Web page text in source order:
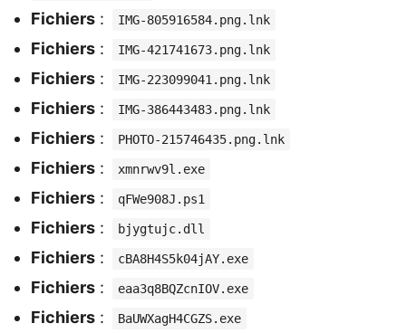
Fichiers : IMG-805916584.png.lnk
Fichiers : IMG-421741673.png.lnk
Fichiers : IMG-223099041.png.lnk
Fichiers : IMG-386443483.png.lnk
Fichiers : PHOTO-215746435.png.lnk
Fichiers : xmnrwv9l.exe
Fichiers : qFWe908J.ps1
Fichiers : bjygtujc.dll
Fichiers : cBA8H4S5k04jAY.exe
Fichiers : eaa3q8BQZcnIOV.exe
Fichiers : BaUWXagH4CGZS.exe